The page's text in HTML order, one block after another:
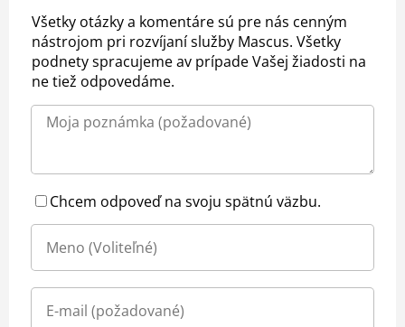
Všetky otázky a komentáre sú pre nás cenným
nástrojom pri rozvíjaní služby Mascus. Všetky
podnety spracujeme av prípade Vašej žiadosti na
ne tiež odpovedáme.
Chcem odpoveď na svoju spätnú väzbu.